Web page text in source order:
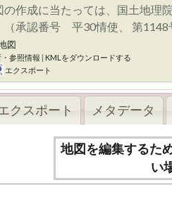
の作成に当たっては、国土地理
（承認番号 平30情使、 第
図
参照情報 | KMLをダウンロードする
エクスポート
クスポート メタデータ
地図を編集するた
い